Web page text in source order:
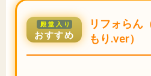
殿堂入り
おすすめ
リフォらん
もり.ver）